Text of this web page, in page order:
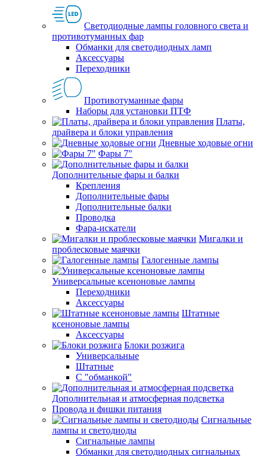
Светодиодные лампы головного света и
противотуманных фар
Обманки для светодиодных ламп
Аксессуары
Переходники
Противотуманные фары
Наборы для установки ПТФ
Платы,
драйвера и блоки управления
Дневные ходовые огни
Фары 7"
Дополнительные фары и балки
Крепления
Дополнительные фары
Дополнительные балки
Проводка
Фара-искатели
Мигалки и
проблесковые маячки
Галогенные лампы
Универсальные ксеноновые лампы
Переходники
Аксессуары
Штатные
ксеноновые лампы
Аксессуары
Блоки розжига
Универсальные
Штатные
С "обманкой"
Дополнительная и атмосферная подсветка
Провода и фишки питания
Cигнальные
лампы и светодиоды
Сигнальные лампы
Обманки для светодиодных сигнальных